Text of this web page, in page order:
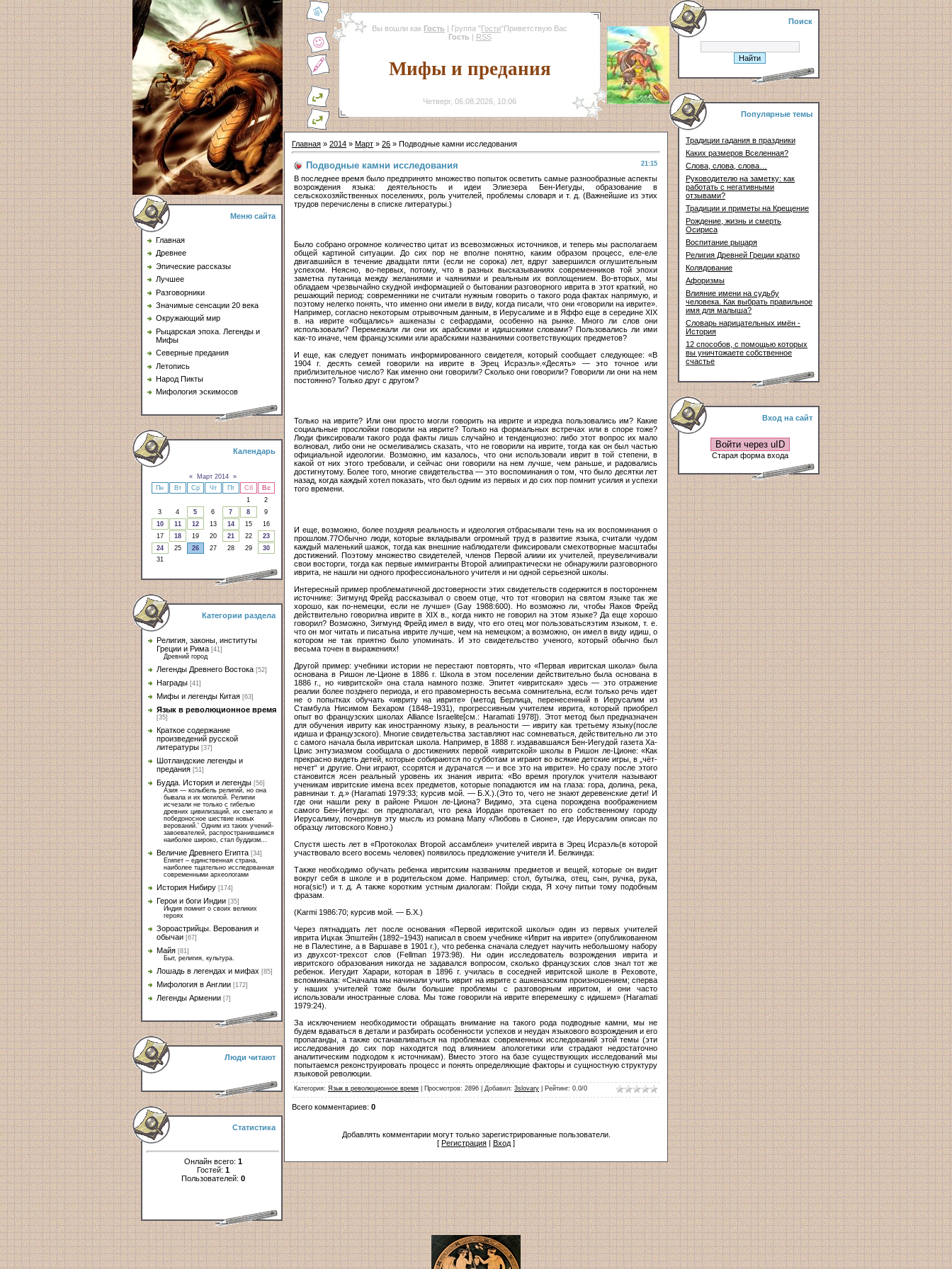
Меню сайта
Главная
Древнее
Эпические рассказы
Лучшее
Разговорники
Значимые сенсации 20 века
Окружающий мир
Рыцарская эпоха. Легенды и
Мифы
Северные предания
Летопись
Народ Пикты
Мифология эскимосов
Календарь
« Март 2014 »
Пн
Вт Ср Чт Пт Сб
Вс
1
2
3
4 5 6 7 8
9
10
11 12 13 14 15
16
17
18 19 20 21 22
23
24
25 26 27 28 29
30
31
Категории раздела
Религия, законы, институты
Греции и Рима [41]
Древний город
Легенды Древнего Востока [52]
Награды [41]
Мифы и легенды Китая [63]
Язык в революционное время
[35]
Краткое содержание
произведений русской
литературы [37]
Шотландские легенды и
предания [51]
Будда. История и легенды [56]
Азия — колыбель религий, но она
бывала и их могилой. Религии
исчезали не только с гибелью
древних цивилизаций, их сметало и
победоносное шествие новых
верований.' Одним из таких учений-
завоевателей, распространившимся
наиболее широко, стал буддизм...
Величие Древнего Египта [34]
Египет – единственная страна,
наиболее тщательно исследованная
современными археологами
История Нибиру [174]
Герои и боги Индии [35]
Индия помнит о своих великих
героях
Зороастрийцы. Верования и
обычаи [67]
Майя [81]
Быт, религия, культура.
Лошадь в легендах и мифах [85]
Мифология в Англии [172]
Легенды Армении [7]
Люди читают
Статистика
Онлайн всего: 1
Гостей: 1
Пользователей: 0
Вы вошли как Гость | Группа "Гости"Приветствую Вас
Гость | RSS
Мифы и предания
Четверг, 06.08.2026, 10:06
Главная » 2014 » Март » 26 » Подводные камни исследования
21:15
Подводные камни исследования
В последнее время было предпринято множество попыток осветить самые разнообразные аспекты
возрождения языка: деятельность и идеи Элиезера Бен-Иегуды, образование в
сельскохозяйственных поселениях, роль учителей, проблемы словаря и т. д. (Важнейшие из этих
трудов перечислены в списке литературы.)
Было собрано огромное количество цитат из всевозможных источников, и теперь мы располагаем
общей картиной ситуации. До сих пор не вполне понятно, каким образом процесс, еле-еле
двигавшийся в течение двадцати пяти (если не сорока) лет, вдруг завершился оглушительным
успехом. Неясно, во-первых, потому, что в разных высказываниях современников той эпохи
заметна путаница между желаниями и чаяниями и реальным их воплощением. Во-вторых, мы
обладаем чрезвычайно скудной информацией о бытовании разговорного иврита в этот краткий, но
решающий период: современники не считали нужным говорить о такого рода фактах напрямую, и
поэтому нелегко понять, что именно они имели в виду, когда писали, что они «говорили на иврите».
Например, согласно некоторым отрывочным данным, в Иерусалиме и в Яффо еще в середине XIX
в. на иврите «общались» ашкеназы с сефардами, особенно на рынке. Много ли слов они
использовали? Перемежали ли они их арабскими и идишскими словами? Пользовались ли ими
как-то иначе, чем французскими или арабскими названиями соответствующих предметов?
И еще, как следует понимать информированного свидетеля, который сообщает следующее: «В
1904 г. десять семей говорили на иврите в Эрец Исраэль».«Десять» — это точное или
приблизительное число? Как именно они говорили? Сколько они говорили? Говорили ли они на нем
постоянно? Только друг с другом?
Только на иврите? Или они просто могли говорить на иврите и изредка пользовались им? Какие
социальные прослойки говорили на иврите? Только на формальных встречах или в споре тоже?
Люди фиксировали такого рода факты лишь случайно и тенденциозно: либо этот вопрос их мало
волновал, либо они не осмеливались сказать, что не говорили на иврите, тогда как он был частью
официальной идеологии. Возможно, им казалось, что они использовали иврит в той степени, в
какой от них этого требовали, и сейчас они говорили на нем лучше, чем раньше, и радовались
достигнутому. Более того, многие свидетельства — это воспоминания о том, что было десятки лет
назад, когда каждый хотел показать, что был одним из первых и до сих пор помнит усилия и успехи
того времени.
И еще, возможно, более поздняя реальность и идеология отбрасывали тень на их воспоминания о
прошлом.77Обычно люди, которые вкладывали огромный труд в развитие языка, считали чудом
каждый маленький шажок, тогда как внешние наблюдатели фиксировали смехотворные масштабы
достижений. Поэтому множество свидетелей, членов Первой алиии их учителей, преувеличивали
свои восторги, тогда как первые иммигранты Второй алиипрактически не обнаружили разговорного
иврита, не нашли ни одного профессионального учителя и ни одной серьезной школы.
Интересный пример проблематичной достоверности этих свидетельств содержится в постороннем
источнике: Зигмунд Фрейд рассказывал о своем отце, что тот «говорил на святом языке так же
хорошо, как по-немецки, если не лучше» (Gay 1988:600). Но возможно ли, чтобы Яаков Фрейд
действительно говорилна иврите в XIX в., когда никто не говорил на этом языке? Да еще хорошо
говорил? Возможно, Зигмунд Фрейд имел в виду, что его отец мог пользоватьсяэтим языком, т. е.
что он мог читать и писатьна иврите лучше, чем на немецком; а возможно, он имел в виду идиш, о
котором не так приятно было упоминать. И это свидетельство ученого, который обычно был
весьма точен в выражениях!
Другой пример: учебники истории не перестают повторять, что «Первая ивритская школа» была
основана в Ришон ле-Ционе в 1886 г. Школа в этом поселении действительно была основана в
1886 г., но «ивритской» она стала намного позже. Эпитет «ивритская» здесь — это отражение
реалии более позднего периода, и его правомерность весьма сомнительна, если только речь идет
не о попытках обучать «ивриту на иврите» (метод Берлица, перенесенный в Иерусалим из
Стамбула Нисимом Бехаром (1848–1931), прогрессивным учителем иврита, который приобрел
опыт во французских школах Alliance Israelite[см.: Haramati 1978]). Этот метод был предназначен
для обучения ивриту как иностранному языку, в реальности — ивриту как третьему языку(после
идиша и французского). Многие свидетельства заставляют нас сомневаться, действительно ли это
с самого начала была ивритская школа. Например, в 1888 г. издававшаяся Бен-Иегудой газета Ха-
Цвис энтузиазмом сообщала о достижениях первой «ивритской» школы в Ришон ле-Ционе: «Как
прекрасно видеть детей, которые собираются по субботам и играют во всякие детские игры, в „чёт-
нечет“ и другие. Они играют, ссорятся и дурачатся — и все это на иврите». Но сразу после этого
становится ясен реальный уровень их знания иврита: «Во время прогулок учителя называют
ученикам ивритские имена всех предметов, которые попадаются им на глаза: гора, долина, река,
равнинаи т. д.» (Haramati 1979:33; курсив мой. — Б.Х.).(Это то, чего не знают деревенские дети! И
где они нашли реку в районе Ришон ле-Циона? Видимо, эта сцена порождена воображением
самого Бен-Иегуды: он предполагал, что река Иордан протекает по его собственному городу
Иерусалиму, почерпнув эту мысль из романа Мапу «Любовь в Сионе», где Иерусалим описан по
образцу литовского Ковно.)
Спустя шесть лет в «Протоколах Второй ассамблеи» учителей иврита в Эрец Исраэль(в которой
участвовало всего восемь человек) появилось предложение учителя И. Белкинда:
Также необходимо обучать ребенка ивритским названиям предметов и вещей, которые он видит
вокруг себя в школе и в родительском доме. Например: стол, бутылка, отец, сын, ручка, рука,
нога(sic!) и т. д. А также коротким устным диалогам: Пойди сюда, Я хочу питьи тому подобным
фразам.
(Karmi 1986:70; курсив мой. — Б.Х.)
Через пятнадцать лет после основания «Первой ивритской школы» один из первых учителей
иврита Ицхак Эпштейн (1892–1943) написал в своем учебнике «Иврит на иврите» (опубликованном
не в Палестине, а в Варшаве в 1901 г.), что ребенка сначала следует научить небольшому набору
из двухсот-трехсот слов (Fellman 1973:98). Ни один исследователь возрождения иврита и
ивритского образования никогда не задавался вопросом, сколько французских слов знал тот же
ребенок. Иегудит Харари, которая в 1896 г. училась в соседней ивритской школе в Реховоте,
вспоминала: «Сначала мы начинали учить иврит на иврите с ашкеназским произношением; сперва
у наших учителей тоже были большие проблемы с разговорным ивритом, и они часто
использовали иностранные слова. Мы тоже говорили на иврите вперемешку с идишем» (Haramati
1979:24).
За исключением необходимости обращать внимание на такого рода подводные камни, мы не
будем вдаваться в детали и разбирать особенности успехов и неудач языкового возрождения и его
пропаганды, а также останавливаться на проблемах современных исследований этой темы (эти
исследования до сих пор находятся под влиянием апологетики или страдают недостаточно
аналитическим подходом к источникам). Вместо этого на базе существующих исследований мы
попытаемся реконструировать процесс и понять определяющие факторы и сущностную структуру
языковой революции.
Категория: Язык в революционное время Просмотров: 2896 Добавил: 3slovary Рейтинг: 0.0/0
Всего комментариев: 0
Добавлять комментарии могут только зарегистрированные пользователи.
[ Регистрация | Вход ]
Поиск
Популярные темы
Традиции гадания в праздники
Каких размеров Вселенная?
Слова, слова, слова…
Руководителю на заметку: как
работать с негативными
отзывами?
Традиции и приметы на Крещение
Рождение, жизнь и смерть
Осириса
Воспитание рыцаря
Религия Древней Греции кратко
Колядование
Афоризмы
Влияние имени на судьбу
человека. Как выбрать правильное
имя для малыша?
Словарь нарицательных имён -
История
12 способов, с помощью которых
вы уничтожаете собственное
счастье
Вход на сайт
Войти через uID
Старая форма входа